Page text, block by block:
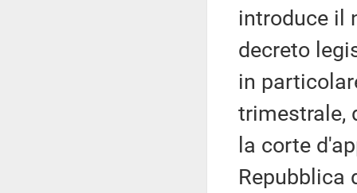
introduce il
decreto
in
trimestrale,
la corte
Repubblica